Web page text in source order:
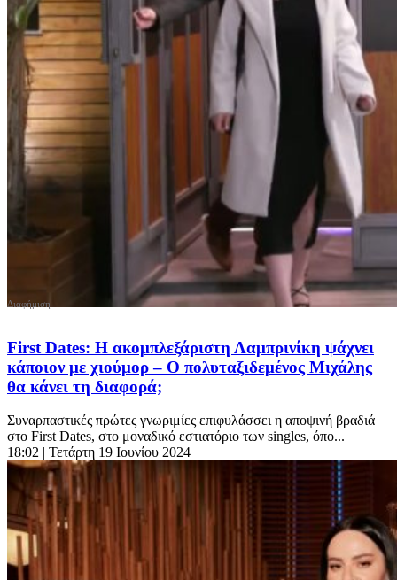
First Dates: Η ακομπλεξάριστη Λαμπρινίκη ψάχνει
κάποιον με χιούμορ – Ο πολυταξιδεμένος Μιχάλης
θα κάνει τη διαφορά;
Συναρπαστικές πρώτες γνωριμίες επιφυλάσσει η αποψινή βραδιά
στο First Dates, στο μοναδικό εστιατόριο των singles, όπο...
18:02 | Τετάρτη 19 Ιουνίου 2024